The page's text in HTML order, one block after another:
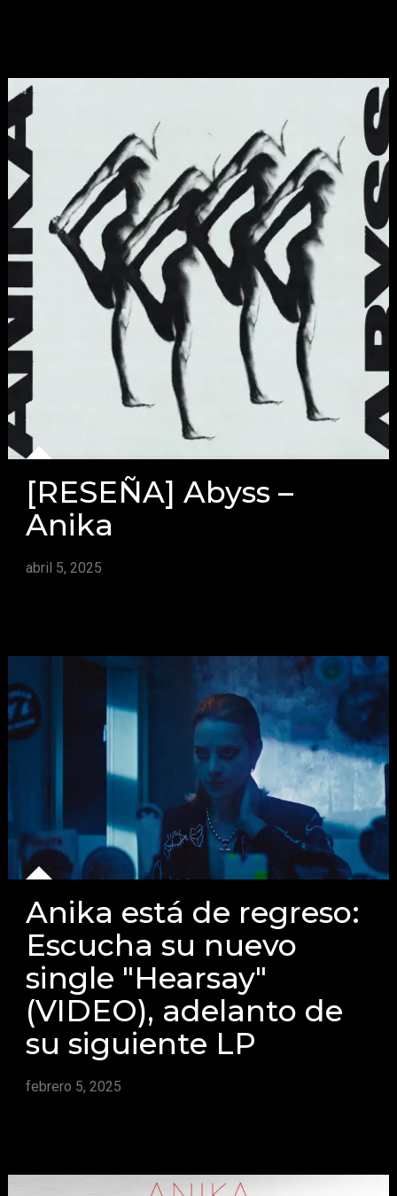
[RESEÑA] Abyss –
Anika
abril 5, 2025
Anika está de regreso:
Escucha su nuevo
single "Hearsay"
(VIDEO), adelanto de
su siguiente LP
febrero 5, 2025